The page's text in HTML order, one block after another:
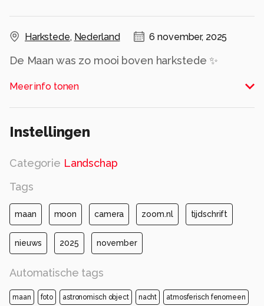
Harkstede, Nederland 6 november, 2025
De Maan was zo mooi boven harkstede ✨
gepakt zonder statief gefotografeerd
Meer info tonen
Instellingen
Categorie Landschap
Tags
maan moon camera zoom.nl tijdschrift
nieuws 2025 november
Automatische tags
maan foto astronomisch object nacht atmosferisch fenomeen